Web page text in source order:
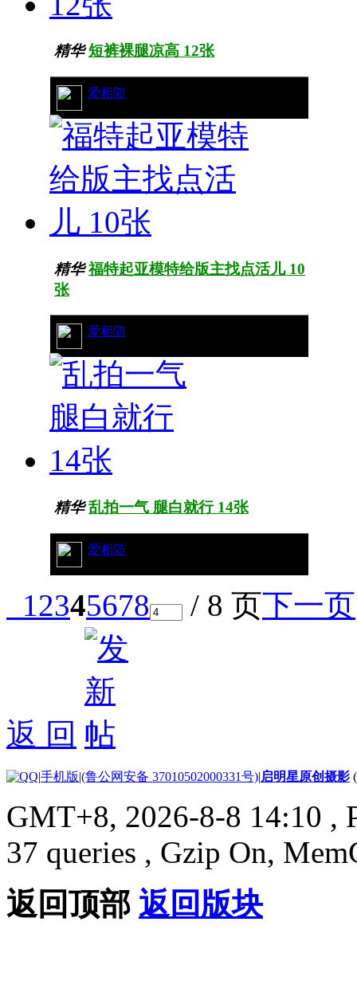
精华 短裤裸腿凉高 12张
爱相随
精华 福特起亚模特给版主找点活儿 10
张
爱相随
精华 乱拍一气 腿白就行 14张
爱相随
12345678 / 8 页下一页
返 回
|手机版|(鲁公网安备 37010502000331号)|启明星原创摄影
GMT+8, 2026-8-8 14:10 ,
37 queries , Gzip On,
返回顶部 返回版块